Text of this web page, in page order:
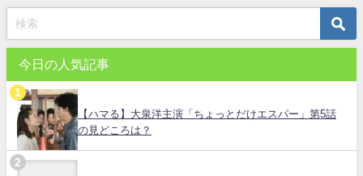
今日の人気記事
【ハマる】大泉洋主演「ちょっとだけエスパー」第5話
の見どころは？